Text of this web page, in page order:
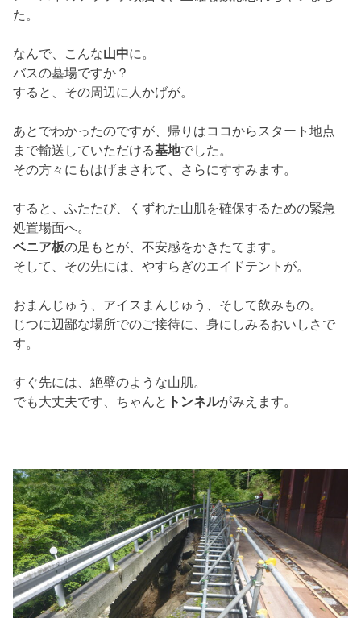
た。
なんで、こんな山中に。
バスの墓場ですか？
すると、その周辺に人かげが。
あとでわかったのですが、帰りはココからスタート地点
まで輸送していただける基地でした。
その方々にもはげまされて、さらにすすみます。
すると、ふたたび、くずれた山肌を確保するための緊急
処置場面へ。
ベニア板の足もとが、不安感をかきたてます。
そして、その先には、やすらぎのエイドテントが。
おまんじゅう、アイスまんじゅう、そして飲みもの。
じつに辺鄙な場所でのご接待に、身にしみるおいしさで
す。
すぐ先には、絶壁のような山肌。
でも大丈夫です、ちゃんと トンネルがみえます。